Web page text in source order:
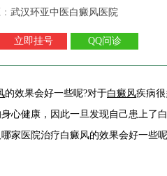
武汉环亚中医白癜风医院
立即挂号 QQ问诊
的效果会好一些呢?对于白癜风疾病
心健康，因此一旦发现自己患上了
家医院治疗白癜风的效果会好一些